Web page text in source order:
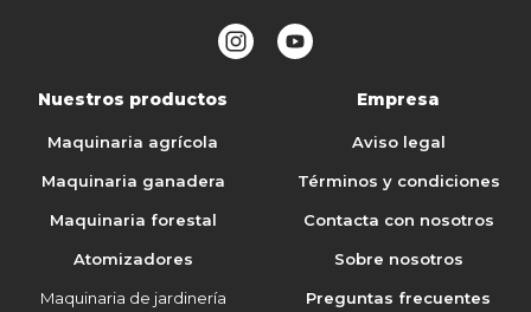
Nuestros productos
Maquinaria agrícola
Maquinaria ganadera
Maquinaria forestal
Atomizadores
Maquinaria de jardinería
Empresa
Aviso legal
Términos y condiciones
Contacta con nosotros
Sobre nosotros
Preguntas frecuentes